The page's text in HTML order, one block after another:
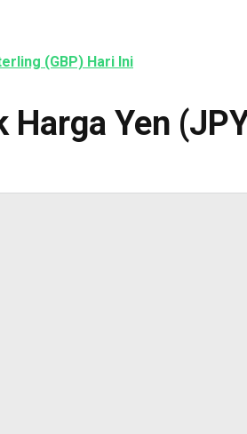
(GBP) Hari Ini
Yen